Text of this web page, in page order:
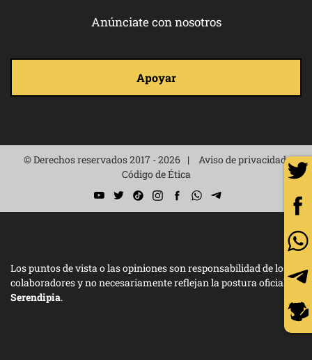
Anúnciate con nosotros
Apoyar
© Derechos reservados 2017 - 2026
Aviso de privacidad
Código de Ética
Los puntos de vista o las opiniones son responsabilidad de los
colaboradores y no necesariamente reflejan la postura oficial de
Serendipia.